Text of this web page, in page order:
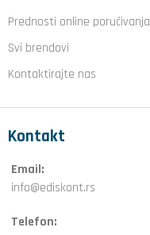
Prednosti online poručivanja
Svi brendovi
Kontaktirajte nas
Kontakt
Email:
info@ediskont.rs
Telefon: